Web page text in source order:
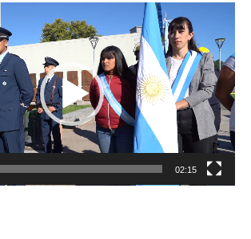
Reproductor
de
video
02:15